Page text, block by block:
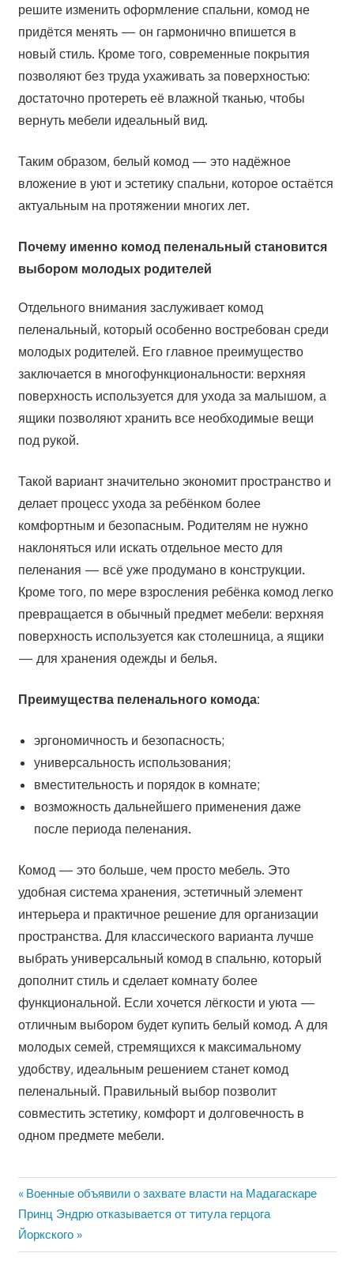
решите изменить оформление спальни, комод не
придётся менять — он гармонично впишется в
новый стиль. Кроме того, современные покрытия
позволяют без труда ухаживать за поверхностью:
достаточно протереть её влажной тканью, чтобы
вернуть мебели идеальный вид.
Таким образом, белый комод — это надёжное
вложение в уют и эстетику спальни, которое остаётся
актуальным на протяжении многих лет.
Почему именно комод пеленальный становится
выбором молодых родителей
Отдельного внимания заслуживает комод
пеленальный, который особенно востребован среди
молодых родителей. Его главное преимущество
заключается в многофункциональности: верхняя
поверхность используется для ухода за малышом, а
ящики позволяют хранить все необходимые вещи
под рукой.
Такой вариант значительно экономит пространство и
делает процесс ухода за ребёнком более
комфортным и безопасным. Родителям не нужно
наклоняться или искать отдельное место для
пеленания — всё уже продумано в конструкции.
Кроме того, по мере взросления ребёнка комод легко
превращается в обычный предмет мебели: верхняя
поверхность используется как столешница, а ящики
— для хранения одежды и белья.
Преимущества пеленального комода:
эргономичность и безопасность;
универсальность использования;
вместительность и порядок в комнате;
возможность дальнейшего применения даже
после периода пеленания.
Комод — это больше, чем просто мебель. Это
удобная система хранения, эстетичный элемент
интерьера и практичное решение для организации
пространства. Для классического варианта лучше
выбрать универсальный комод в спальню, который
дополнит стиль и сделает комнату более
функциональной. Если хочется лёгкости и уюта —
отличным выбором будет купить белый комод. А для
молодых семей, стремящихся к максимальному
удобству, идеальным решением станет комод
пеленальный. Правильный выбор позволит
совместить эстетику, комфорт и долговечность в
одном предмете мебели.
Навигация
по
Предыдущая
запись:
Военные объявили о захвате власти на Мадагаскаре
Следующая
запись:
Принц Эндрю отказывается от титула герцога
Йоркского